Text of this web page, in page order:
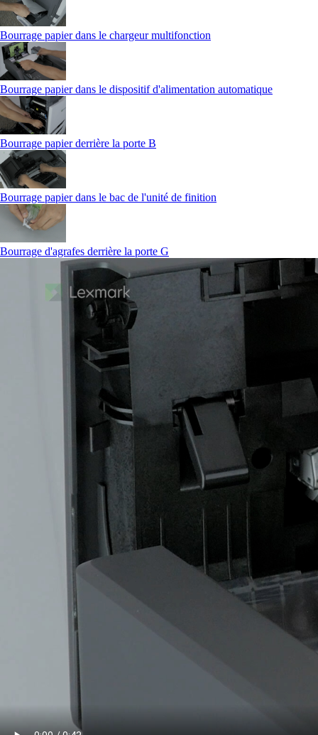
Bourrage papier dans le chargeur multifonction
Bourrage papier dans le dispositif d'alimentation automatique
Bourrage papier derrière la porte B
Bourrage papier dans le bac de l'unité de finition
Bourrage d'agrafes derrière la porte G